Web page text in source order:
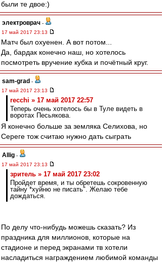
были те двое:)
электроврач -
17 май 2017 23:13
Матч был охуенен. А вот потом...
Да, бардак конечно наш, но хотелось
посмотреть вручение кубка и почётный круг.
sam-grad -
17 май 2017 23:13
recchi » 17 май 2017 22:57
Теперь очень хотелось бы в Туле видеть в
воротах Песьякова.
Я конечно больше за земляка Селихова, но
Сереге тож считаю нужно дать сыграть
Allig -
17 май 2017 23:13
зpитель » 17 май 2017 23:02
Пройдет время, и ты обретешь сокровенную
тайну *хуйню не писать". Желаю тебе
дождаться.
По делу что-нибудь можешь сказать? Из
праздника для миллионов, которые на
стадионе и перед экранами тв хотели
насладиться награждением любимой команды